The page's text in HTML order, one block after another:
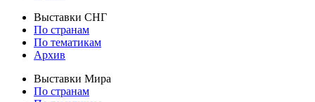
Выставки СНГ
По странам
По тематикам
Архив
Выставки Мира
По странам